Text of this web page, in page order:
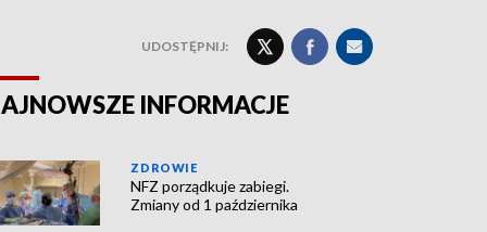
UDOSTĘPNIJ:
INFORMACJE
ZDROWIE
NFZ porządkuje zabiegi.
Zmiany od 1 października